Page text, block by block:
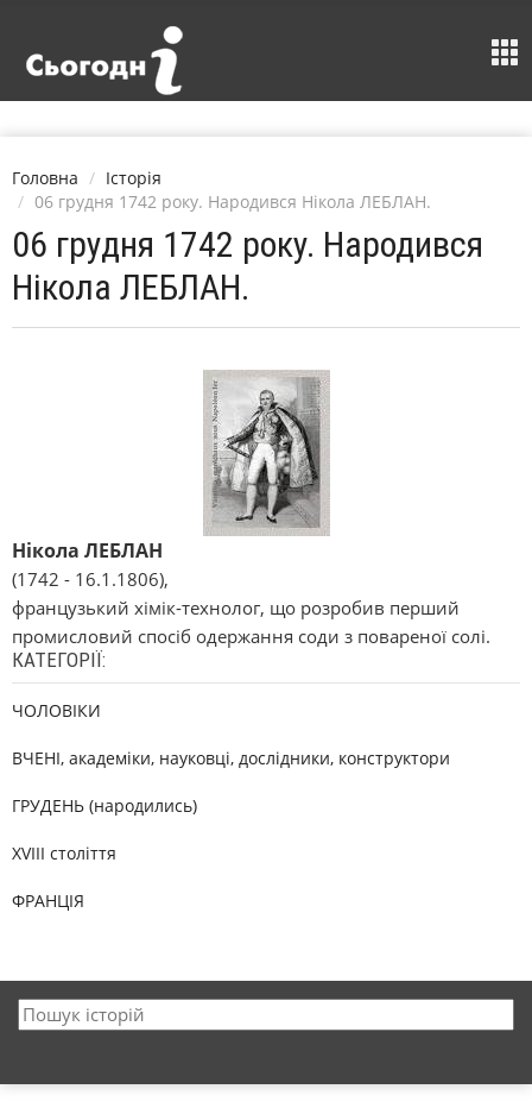
Головна
Історія
06 грудня 1742 року. Народився Нікола ЛЕБЛАН.
06 грудня 1742 року. Народився
Нікола ЛЕБЛАН.
Нікола ЛЕБЛАН
(1742 - 16.1.1806),
французький хімік-технолог, що розробив перший
промисловий спосіб одержання соди з повареної солі.
КАТЕГОРІЇ:
ЧОЛОВІКИ
ВЧЕНІ, академіки, науковці, дослідники, конструктори
ГРУДЕНЬ (народились)
XVIII століття
ФРАНЦІЯ